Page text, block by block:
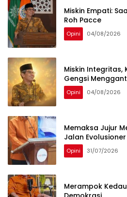
Miskin Empati:
Roh Pacce
Opini 04/08/2026
Miskin Integritas,
Gengsi
Opini 04/08/2026
Memaksa Jujur
Jalan
Opini 31/07/2026
Merampok